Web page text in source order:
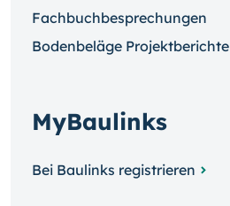
Fachbuchbesprechungen
Bodenbeläge Projektberichte
MyBaulinks
Bei Baulinks registrieren